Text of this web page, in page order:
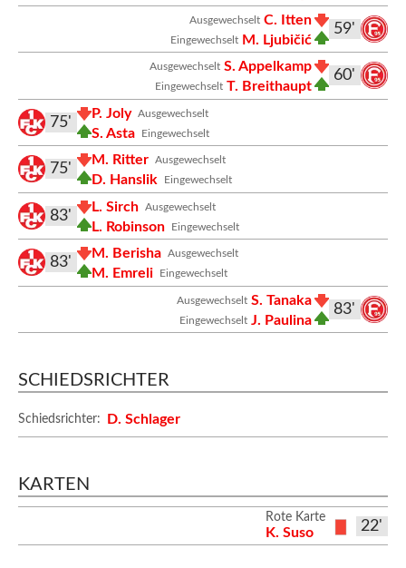
59'
Ausgewechselt C. Itten
Eingewechselt M. Ljubičić
60'
Ausgewechselt S. Appelkamp
Eingewechselt T. Breithaupt
Ausgewechselt
P. Joly
Eingewechselt
S. Asta
75'
Ausgewechselt
M. Ritter
Eingewechselt
D. Hanslik
75'
Ausgewechselt
L. Sirch
Eingewechselt
L. Robinson
83'
Ausgewechselt
M. Berisha
Eingewechselt
M. Emreli
83'
83'
Ausgewechselt S. Tanaka
Eingewechselt J. Paulina
SCHIEDSRICHTER
Schiedsrichter: D. Schlager
KARTEN
22'
Rote Karte
K. Suso